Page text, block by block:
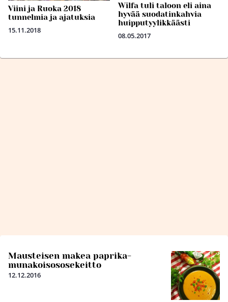
Viini ja Ruoka 2018
tunnelmia ja ajatuksia
15.11.2018
Wilfa tuli taloon eli aina
hyvää suodatinkahvia
huipputyylikkäästi
08.05.2017
Mausteisen makea paprika-
munakoisososekeitto
12.12.2016